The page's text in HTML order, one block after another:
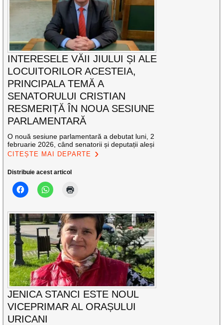
INTERESELE VĂII JIULUI ȘI ALE
LOCUITORILOR ACESTEIA,
PRINCIPALA TEMĂ A
SENATORULUI CRISTIAN
RESMERIȚĂ ÎN NOUA SESIUNE
PARLAMENTARĂ
O nouă sesiune parlamentară a debutat luni, 2
februarie 2026, când senatorii și deputații aleși
CITEȘTE MAI DEPARTE
Distribuie acest articol
JENICA STANCI ESTE NOUL
VICEPRIMAR AL ORAȘULUI
URICANI